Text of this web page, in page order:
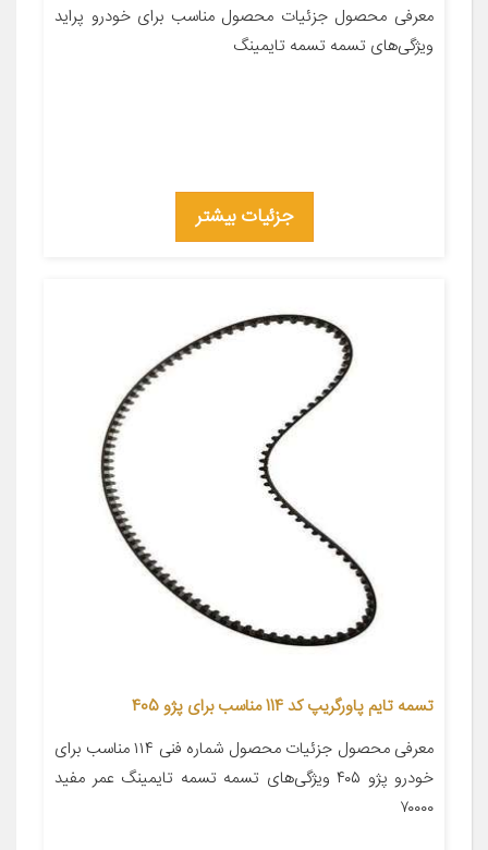
معرفی محصول جزئیات محصول مناسب برای خودرو پراید
ویژگی‌های تسمه تسمه تایمینگ
جزئیات بیشتر
تسمه تایم پاورگریپ کد 114 مناسب برای پژو 405
معرفی محصول جزئیات محصول شماره فنی ۱۱۴ مناسب برای
خودرو پژو ۴۰۵ ویژگی‌های تسمه تسمه تایمینگ عمر مفید
۷۰۰۰۰